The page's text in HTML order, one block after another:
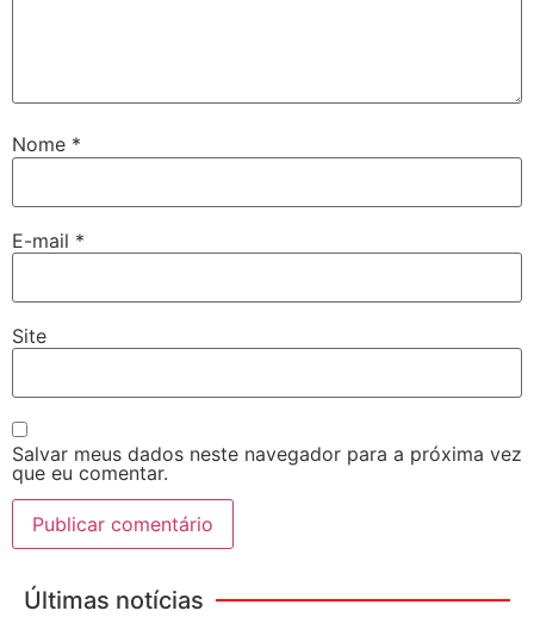
Nome *
E-mail *
Site
Salvar meus dados neste navegador para a próxima vez
que eu comentar.
Últimas notícias